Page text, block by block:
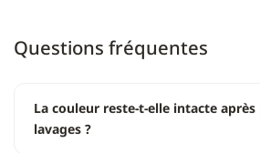
Questions fréquentes
La couleur reste-t-elle intacte
lavages ?